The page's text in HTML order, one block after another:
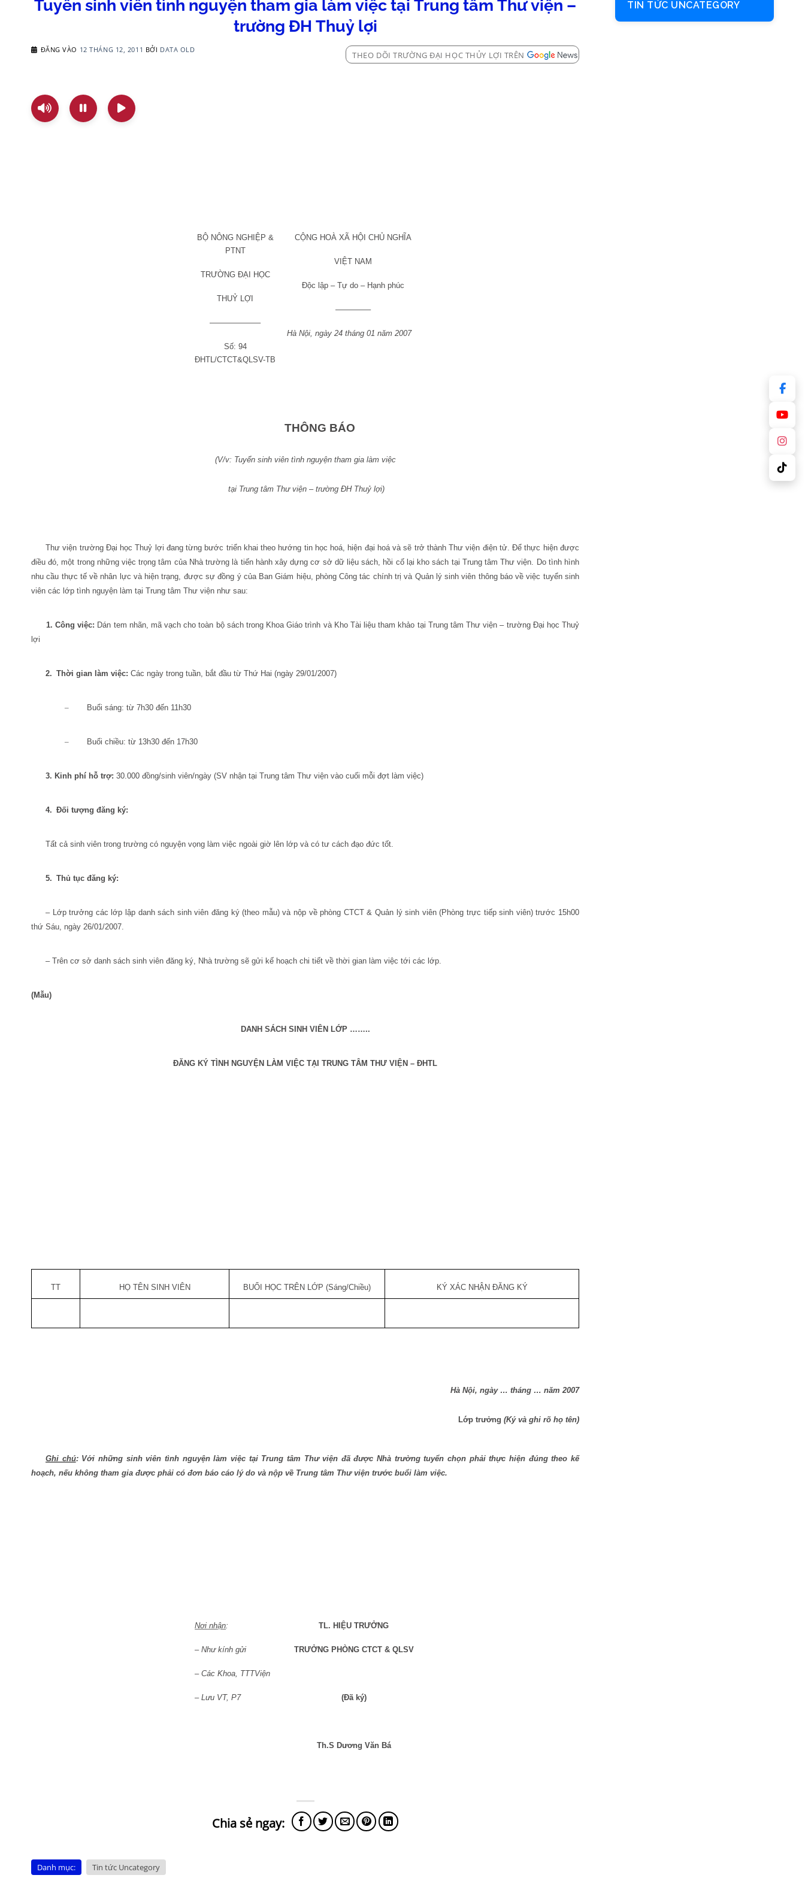
Tuyển sinh viên tình nguyện tham gia làm việc tại Trung tâm Thư viện –
trường ĐH Thuỷ lợi
ĐĂNG VÀO 12 THÁNG 12, 2011 BỞI DATA OLD
THEO DÕI TRƯỜNG ĐẠI HỌC THỦY LỢI TRÊN
BỘ NÔNG NGHIỆP &
PTNT
TRƯỜNG ĐẠI HỌC
THUỶ LỢI
——————–
Số: 94
ĐHTL/CTCT&QLSV-TB
CỘNG HOÀ XÃ HỘI CHỦ NGHĨA
VIỆT NAM
Độc lập – Tự do – Hạnh phúc
————–
Hà Nội, ngày 24 tháng 01 năm 2007
THÔNG BÁO
(V/v: Tuyển sinh viên tình nguyện tham gia làm việc
tại Trung tâm Thư viện – trường ĐH Thuỷ lợi)
Thư viện trường Đại học Thuỷ lợi đang từng bước triển khai theo hướng tin học hoá, hiện đại hoá và sẽ trở thành Thư viện điện tử. Để thực hiện được
điều đó, một trong những việc trọng tâm của Nhà trường là tiến hành xây dựng cơ sở dữ liệu sách, hồi cố lại kho sách tại Trung tâm Thư viện. Do tình hình
nhu cầu thực tế về nhân lực và hiện trạng, được sự đồng ý của Ban Giám hiệu, phòng Công tác chính trị và Quản lý sinh viên thông báo về việc tuyển sinh
viên các lớp tình nguyện làm tại Trung tâm Thư viện như sau:
1. Công việc: Dán tem nhãn, mã vạch cho toàn bộ sách trong Khoa Giáo trình và Kho Tài liệu tham khảo tại Trung tâm Thư viện – trường Đại học Thuỷ
lợi
2. Thời gian làm việc: Các ngày trong tuần, bắt đầu từ Thứ Hai (ngày 29/01/2007)
– Buổi sáng: từ 7h30 đến 11h30
– Buổi chiều: từ 13h30 đến 17h30
3. Kinh phí hỗ trợ: 30.000 đồng/sinh viên/ngày (SV nhận tại Trung tâm Thư viện vào cuối mỗi đợt làm việc)
4. Đối tượng đăng ký:
Tất cả sinh viên trong trường có nguyện vọng làm việc ngoài giờ lên lớp và có tư cách đạo đức tốt.
5. Thủ tục đăng ký:
– Lớp trưởng các lớp lập danh sách sinh viên đăng ký (theo mẫu) và nộp về phòng CTCT & Quản lý sinh viên (Phòng trực tiếp sinh viên) trước 15h00
thứ Sáu, ngày 26/01/2007.
– Trên cơ sở danh sách sinh viên đăng ký, Nhà trường sẽ gửi kế hoạch chi tiết về thời gian làm việc tới các lớp.
(Mẫu)
DANH SÁCH SINH VIÊN LỚP ……..
ĐĂNG KÝ TÌNH NGUYỆN LÀM VIỆC TẠI TRUNG TÂM THƯ VIỆN – ĐHTL
TT HỌ TÊN SINH VIÊN BUỔI HỌC TRÊN LỚP (Sáng/Chiều) KÝ XÁC NHẬN ĐĂNG KÝ
Hà Nội, ngày … tháng … năm 2007
Lớp trưởng (Ký và ghi rõ họ tên)
Ghi chú: Với những sinh viên tình nguyện làm việc tại Trung tâm Thư viện đã được Nhà trường tuyển chọn phải thực hiện đúng theo kế
hoạch, nếu không tham gia được phải có đơn báo cáo lý do và nộp về Trung tâm Thư viện trước buổi làm việc.
Nơi nhận:
– Như kính gửi
– Các Khoa, TTTViện
– Lưu VT, P7
TL. HIỆU TRƯỞNG
TRƯỞNG PHÒNG CTCT & QLSV
(Đã ký)
Th.S Dương Văn Bá
Danh mục: Tin tức Uncategory
TIN TỨC UNCATEGORY